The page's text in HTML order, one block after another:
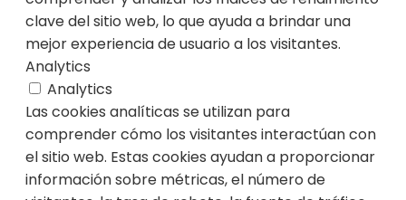
clave del sitio web, lo que ayuda a brindar una
mejor experiencia de usuario a los visitantes.
Analytics
Analytics
Las cookies analíticas se utilizan para
comprender cómo los visitantes interactúan con
el sitio web. Estas cookies ayudan a proporcionar
información sobre métricas, el número de